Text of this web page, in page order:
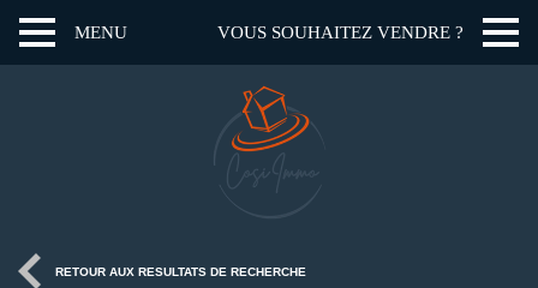
MENU VOUS SOUHAITEZ VENDRE ?
RETOUR AUX RESULTATS DE RECHERCHE